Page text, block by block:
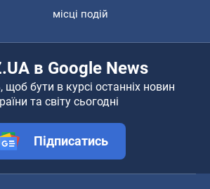
місці подій
в Google News
щоб бути в курсі останніх новин
та світу сьогодні
Підписатись